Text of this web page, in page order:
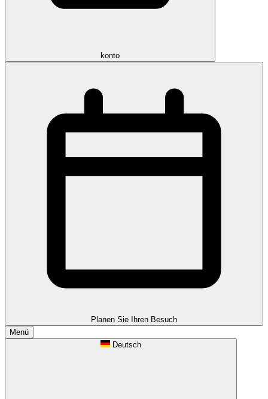
konto
Planen Sie Ihren Besuch
Menü
Deutsch